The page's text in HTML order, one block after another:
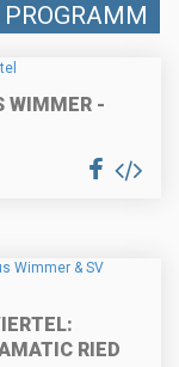
WIMMER -
RIED